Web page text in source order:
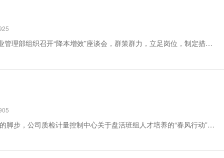
“降本增效”企业管理部在行动近日，企业管理部组织召开“降本增效”座谈会，群策群力，立足岗位，制定措施，细化责任。“把‘降’字落实到细，把‘增’字贯彻到底，牢固树立‘紧日子’思想，才能过上‘好日子’。”“招投标是控制成本的关键，要把好‘第一关’，招标时摆事实、列数据，坚决堵...
人勤春来早，奋进正当时。伴随着春天的脚步，公司质检计量控制中心关于盘活班组人才培养的“春风行动”也正有序开展。该中心通过在内部推行“岗位轮换”“师带徒”等举措，让班组人才“动”起来，班组建设“活起来”，激活班组“新细胞”，激发职工“大能量”，确保班组建设的“种子”遍地“开...